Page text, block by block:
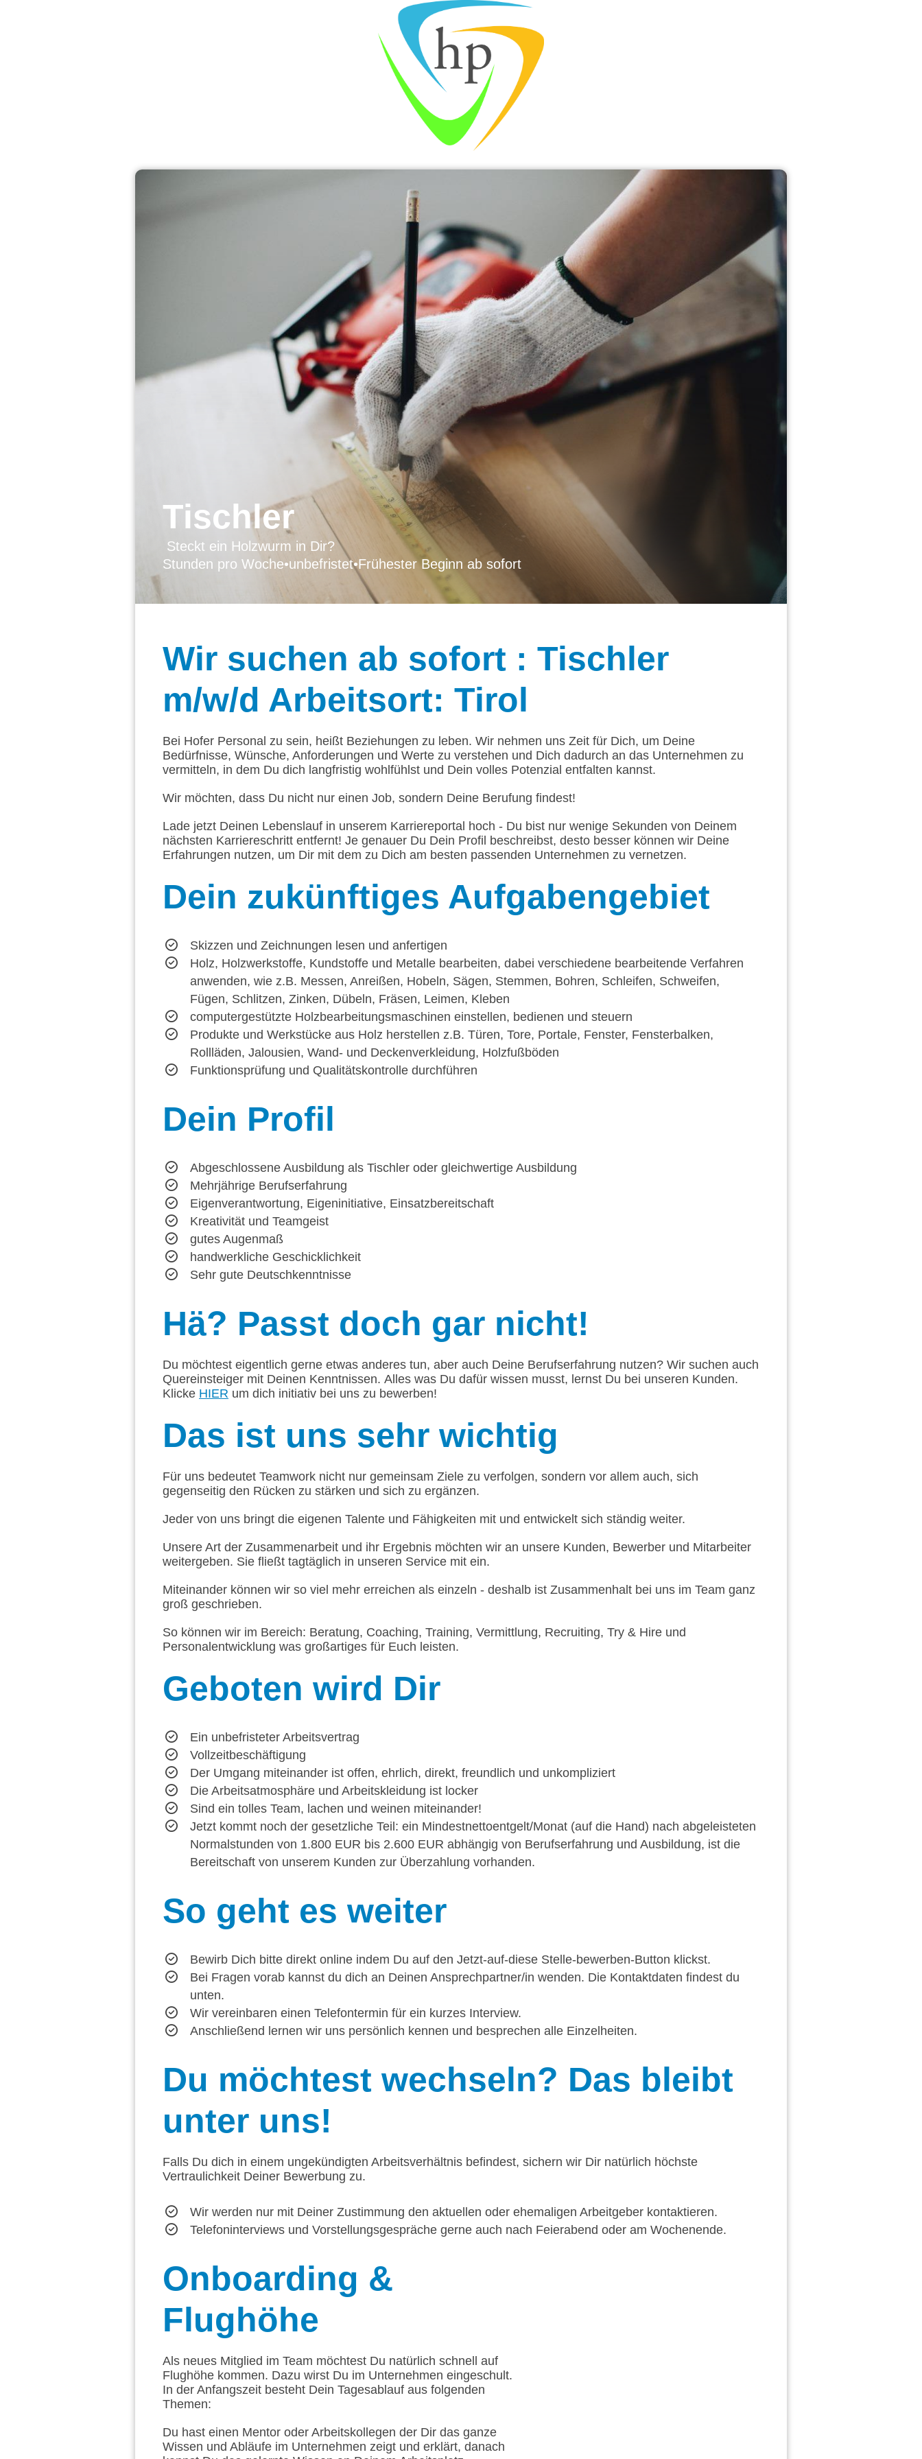
Tischler
Steckt ein Holzwurm in Dir?
Stunden pro Woche•unbefristet•Frühester Beginn ab sofort
Wir suchen ab sofort : Tischler
m/w/d Arbeitsort: Tirol
Bei Hofer Personal zu sein, heißt Beziehungen zu leben. Wir nehmen uns Zeit für Dich, um Deine
Bedürfnisse, Wünsche, Anforderungen und Werte zu verstehen und Dich dadurch an das Unternehmen zu
vermitteln, in dem Du dich langfristig wohlfühlst und Dein volles Potenzial entfalten kannst.
Wir möchten, dass Du nicht nur einen Job, sondern Deine Berufung findest!
Lade jetzt Deinen Lebenslauf in unserem Karriereportal hoch - Du bist nur wenige Sekunden von Deinem
nächsten Karriereschritt entfernt! Je genauer Du Dein Profil beschreibst, desto besser können wir Deine
Erfahrungen nutzen, um Dir mit dem zu Dich am besten passenden Unternehmen zu vernetzen.
Dein zukünftiges Aufgabengebiet
Skizzen und Zeichnungen lesen und anfertigen
Holz, Holzwerkstoffe, Kundstoffe und Metalle bearbeiten, dabei verschiedene bearbeitende Verfahren
anwenden, wie z.B. Messen, Anreißen, Hobeln, Sägen, Stemmen, Bohren, Schleifen, Schweifen,
Fügen, Schlitzen, Zinken, Dübeln, Fräsen, Leimen, Kleben
computergestützte Holzbearbeitungsmaschinen einstellen, bedienen und steuern
Produkte und Werkstücke aus Holz herstellen z.B. Türen, Tore, Portale, Fenster, Fensterbalken,
Rollläden, Jalousien, Wand- und Deckenverkleidung, Holzfußböden
Funktionsprüfung und Qualitätskontrolle durchführen
Dein Profil
Abgeschlossene Ausbildung als Tischler oder gleichwertige Ausbildung
Mehrjährige Berufserfahrung
Eigenverantwortung, Eigeninitiative, Einsatzbereitschaft
Kreativität und Teamgeist
gutes Augenmaß
handwerkliche Geschicklichkeit
Sehr gute Deutschkenntnisse
Hä? Passt doch gar nicht!
Du möchtest eigentlich gerne etwas anderes tun, aber auch Deine Berufserfahrung nutzen? Wir suchen auch
Quereinsteiger mit Deinen Kenntnissen. Alles was Du dafür wissen musst, lernst Du bei unseren Kunden.
Klicke HIER um dich initiativ bei uns zu bewerben!
Das ist uns sehr wichtig
Für uns bedeutet Teamwork nicht nur gemeinsam Ziele zu verfolgen, sondern vor allem auch, sich
gegenseitig den Rücken zu stärken und sich zu ergänzen.
Jeder von uns bringt die eigenen Talente und Fähigkeiten mit und entwickelt sich ständig weiter.
Unsere Art der Zusammenarbeit und ihr Ergebnis möchten wir an unsere Kunden, Bewerber und Mitarbeiter
weitergeben. Sie fließt tagtäglich in unseren Service mit ein.
Miteinander können wir so viel mehr erreichen als einzeln - deshalb ist Zusammenhalt bei uns im Team ganz
groß geschrieben.
So können wir im Bereich: Beratung, Coaching, Training, Vermittlung, Recruiting, Try & Hire und
Personalentwicklung was großartiges für Euch leisten.
Geboten wird Dir
Ein unbefristeter Arbeitsvertrag
Vollzeitbeschäftigung
Der Umgang miteinander ist offen, ehrlich, direkt, freundlich und unkompliziert
Die Arbeitsatmosphäre und Arbeitskleidung ist locker
Sind ein tolles Team, lachen und weinen miteinander!
Jetzt kommt noch der gesetzliche Teil: ein Mindestnettoentgelt/Monat (auf die Hand) nach abgeleisteten
Normalstunden von 1.800 EUR bis 2.600 EUR abhängig von Berufserfahrung und Ausbildung, ist die
Bereitschaft von unserem Kunden zur Überzahlung vorhanden.
So geht es weiter
Bewirb Dich bitte direkt online indem Du auf den Jetzt-auf-diese Stelle-bewerben-Button klickst.
Bei Fragen vorab kannst du dich an Deinen Ansprechpartner/in wenden. Die Kontaktdaten findest du
unten.
Wir vereinbaren einen Telefontermin für ein kurzes Interview.
Anschließend lernen wir uns persönlich kennen und besprechen alle Einzelheiten.
Du möchtest wechseln? Das bleibt
unter uns!
Falls Du dich in einem ungekündigten Arbeitsverhältnis befindest, sichern wir Dir natürlich höchste
Vertraulichkeit Deiner Bewerbung zu.
Wir werden nur mit Deiner Zustimmung den aktuellen oder ehemaligen Arbeitgeber kontaktieren.
Telefoninterviews und Vorstellungsgespräche gerne auch nach Feierabend oder am Wochenende.
Onboarding &
Flughöhe
Als neues Mitglied im Team möchtest Du natürlich schnell auf
Flughöhe kommen. Dazu wirst Du im Unternehmen eingeschult.
In der Anfangszeit besteht Dein Tagesablauf aus folgenden
Themen:
Du hast einen Mentor oder Arbeitskollegen der Dir das ganze
Wissen und Abläufe im Unternehmen zeigt und erklärt, danach